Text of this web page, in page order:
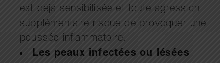
est déjà sensibilisée et toute agression
supplémentaire risque de provoquer une
poussée inflammatoire.
Les peaux infectées ou lésées